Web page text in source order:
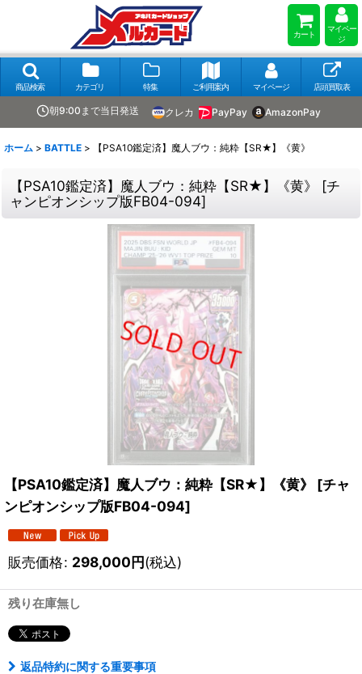
カート
マイペー
ジ
商品検索 カテゴリ 特集 ご利用案内 マイページ 店頭買取表
朝9:00まで当日発送 クレカ PayPay AmazonPay
ホーム > BATTLE > 【PSA10鑑定済】魔人ブウ：純粋【SR★】《黄》
【PSA10鑑定済】魔人ブウ：純粋【SR★】《黄》 [チ
ャンピオンシップ版FB04-094]
【PSA10鑑定済】魔人ブウ：純粋【SR★】《黄》 [チャ
ンピオンシップ版FB04-094]
販売価格: 298,000円(税込)
残り在庫無し
返品特約に関する重要事項